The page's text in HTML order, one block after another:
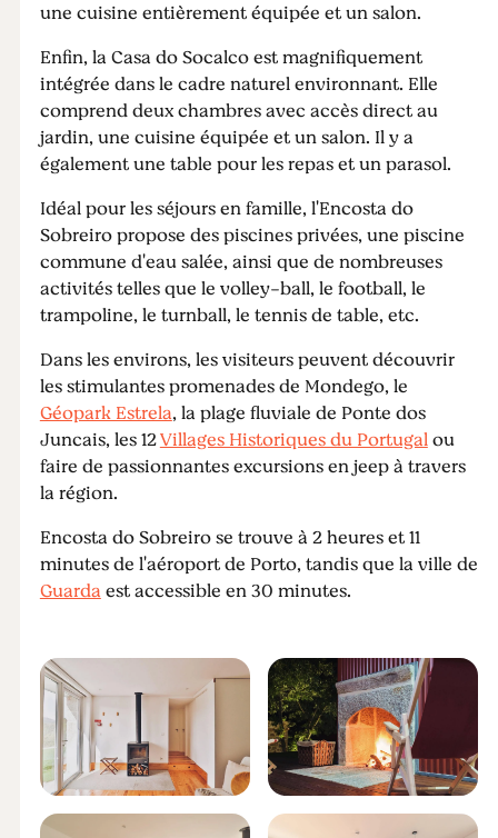
une cuisine entièrement équipée et un salon.
Enfin, la Casa do Socalco est magnifiquement
intégrée dans le cadre naturel environnant. Elle
comprend deux chambres avec accès direct au
jardin, une cuisine équipée et un salon. Il y a
également une table pour les repas et un parasol.
Idéal pour les séjours en famille, l'Encosta do
Sobreiro propose des piscines privées, une piscine
commune d'eau salée, ainsi que de nombreuses
activités telles que le volley-ball, le football, le
trampoline, le turnball, le tennis de table, etc.
Dans les environs, les visiteurs peuvent découvrir
les stimulantes promenades de Mondego, le
Géopark Estrela, la plage fluviale de Ponte dos
Juncais, les 12Villages Historiques du Portugalou
faire de passionnantes excursions en jeep à travers
la région.
Encosta do Sobreiro se trouve à 2 heures et 11
minutes de l'aéroport de Porto, tandis que la ville de
Guardaest accessible en 30 minutes.